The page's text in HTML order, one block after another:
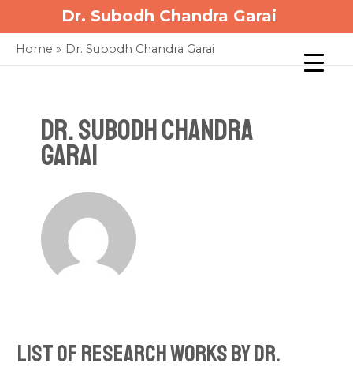
to
content
Dr. Subodh Chandra Garai
Home Dr. Subodh Chandra Garai
Dr. Subodh Chandra
Garai
List of Research Works by Dr.
List
pagination